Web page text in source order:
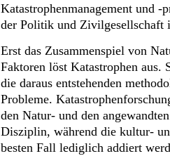
Katastrophenmanagement und -
der Politik und Zivilgesellschaft
Erst das Zusammenspiel von
Faktoren löst Katastrophen aus.
die daraus entstehenden
Probleme.
den Natur- und den
Disziplin, während die kultur-
besten Fall lediglich addiert